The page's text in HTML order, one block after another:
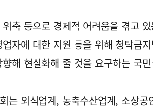
축 등으로 경제적 어려움을 겪고
업자에 대한 지원 등을 위해 청탁금
해 현실화해 줄 것을 요구하는 국
는 외식업계, 농축수산업계, 소상공